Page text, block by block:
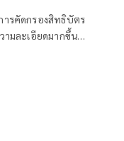
รคัดกรองสิทธิบัตร
มละเอียดมากขึ้น